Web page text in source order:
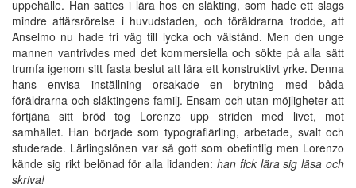
uppehälle. Han sattes i lära hos en släkting, som hade ett slags
mindre affärsrörelse i huvudstaden, och föräldrarna trodde, att
Anselmo nu hade fri väg till lycka och välstånd. Men den unge
mannen vantrivdes med det kommersiella och sökte på alla sätt
trumfa igenom sitt fasta beslut att lära ett konstruktivt yrke. Denna
hans envisa inställning orsakade en brytning med båda
föräldrarna och släktingens familj. Ensam och utan möjligheter att
förtjäna sitt bröd tog Lorenzo upp striden med livet, mot
samhället. Han började som typograflärling, arbetade, svalt och
studerade. Lärlingslönen var så gott som obefintlig men Lorenzo
kände sig rikt belönad för alla lidanden: han fick lära sig läsa och
skriva!